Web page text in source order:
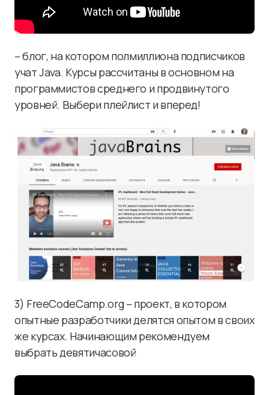
– блог, на котором полмиллиона подписчиков
учат Java. Курсы рассчитаны в основном на
программистов среднего и продвинутого
уровней. Выбери плейлист и вперед!
3) FreeCodeCamp.org – проект, в котором
опытные разработчики делятся опытом в своих
же курсах. Начинающим рекомендуем
выбрать девятичасовой